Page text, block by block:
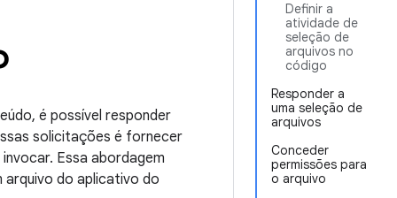
Definir a
atividade de
seleção de
arquivos no
código
Responder a
uma seleção de
arquivos
Conceder
permissões para
o arquivo
é possível responder
solicitações é fornecer
Essa abordagem
arquivo do aplicativo do